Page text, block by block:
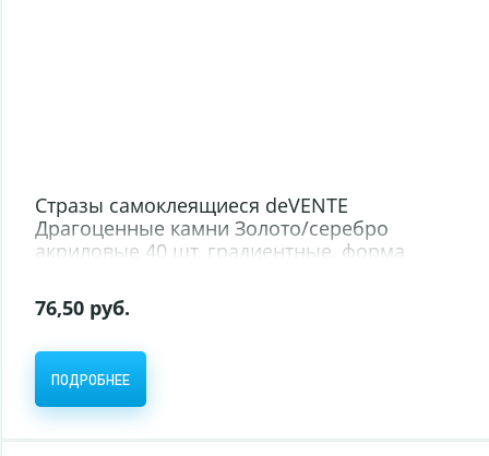
Стразы самоклеящиеся deVENTE
Драгоценные камни Золото/серебро
акриловые 40 шт, градиентные, форма
76,50 руб.
ПОДРОБНЕЕ